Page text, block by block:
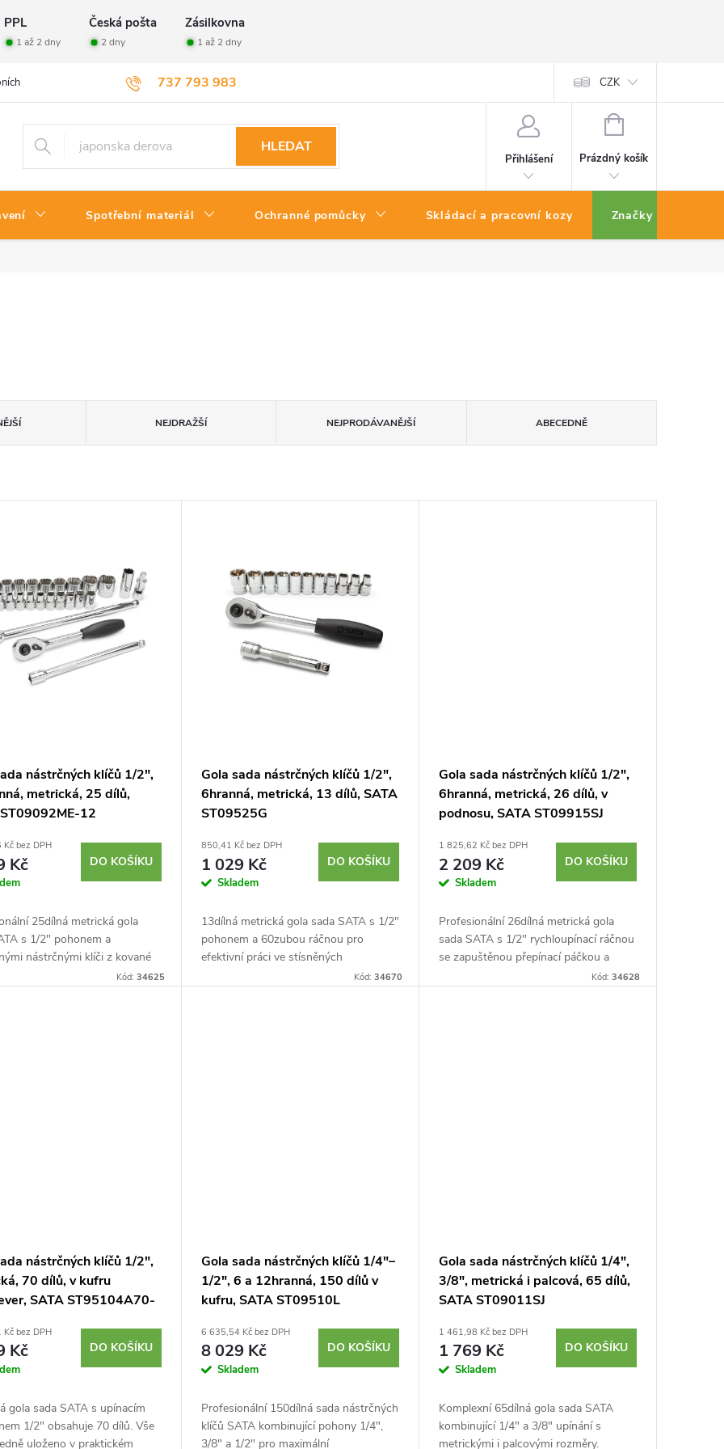
PPL Česká pošta Zásilkovna
1 až 2 dny 2 dny 1 až 2 dny
737 793 983
údajů Velkoobchod Vrácení zboží CZK
HLEDAT
Přihlášení
NÁKUPNÍ
Prázdný košík
Spotřební materiál Ochranné pomůcky Skládací a pracovní kozy Značky
NEJDRAŽŠÍ NEJPRODÁVANĚJŠÍ ABECEDNĚ
nástrčných klíčů 1/2",
metrická, 25 dílů,
12
bez DPH
Kč DO KOŠÍKU
25dílná metrická gola
s 1/2" pohonem a
nástrčnými klíči z kované
Obsahuje rychloupínací
Kód: 34625
Gola sada nástrčných klíčů 1/2",
6hranná, metrická, 13 dílů, SATA
ST09525G
850,41 Kč bez DPH
1 029 Kč
Skladem
DO KOŠÍKU
13dílná metrická gola sada SATA s 1/2"
pohonem a 60zubou ráčnou pro
efektivní práci ve stísněných
prostorech. Nízkoprofilová hlava, 6°
Kód: 34670
Gola sada nástrčných klíčů 1/2",
6hranná, metrická, 26 dílů, v
podnosu, SATA ST09915SJ
1 825,62 Kč bez DPH
2 209 Kč
Skladem
DO KOŠÍKU
Profesionální 26dílná metrická gola
sada SATA s 1/2" rychloupínací ráčnou
se zapuštěnou přepínací páčkou a
6hrannými hlavicemi. Technologie off-
Kód: 34628
nástrčných klíčů 1/2",
70 dílů, v kufru
SATA ST95104A70-
bez DPH
Kč DO KOŠÍKU
gola sada SATA s upínacím
1/2" obsahuje 70 dílů. Vše
uloženo v praktickém
Gola sada nástrčných klíčů 1/4"–
1/2", 6 a 12hranná, 150 dílů v
kufru, SATA ST09510L
6 635,54 Kč bez DPH
8 029 Kč
Skladem
DO KOŠÍKU
Profesionální 150dílná sada nástrčných
klíčů SATA kombinující pohony 1/4",
3/8" a 1/2" pro maximální
Gola sada nástrčných klíčů 1/4",
3/8", metrická i palcová, 65 dílů,
SATA ST09011SJ
1 461,98 Kč bez DPH
1 769 Kč
Skladem
DO KOŠÍKU
Komplexní 65dílná gola sada SATA
kombinující 1/4" a 3/8" upínání s
metrickými i palcovými rozměry.